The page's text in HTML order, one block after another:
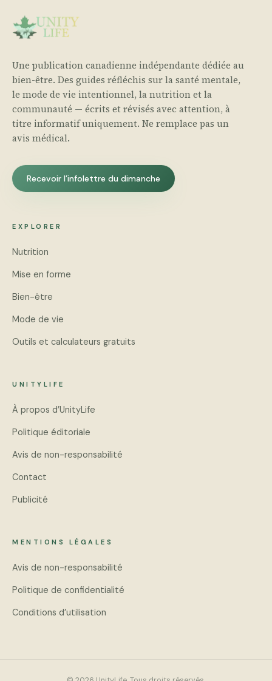
Une publication canadienne indépendante dédiée au
bien-être. Des guides réfléchis sur la santé mentale,
le mode de vie intentionnel, la nutrition et la
communauté — écrits et révisés avec attention, à
titre informatif uniquement. Ne remplace pas un
avis médical.
Recevoir l’infolettre du dimanche
EXPLORER
Nutrition
Mise en forme
Bien-être
Mode de vie
Outils et calculateurs gratuits
UNITYLIFE
À propos d’UnityLife
Politique éditoriale
Avis de non-responsabilité
Contact
Publicité
MENTIONS LÉGALES
Avis de non-responsabilité
Politique de confidentialité
Conditions d’utilisation